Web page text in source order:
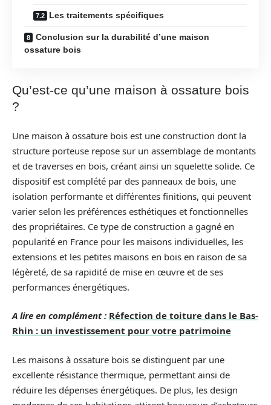
Les traitements spécifiques
Conclusion sur la durabilité d’une maison
ossature bois
Qu’est-ce qu’une maison à ossature bois
?
Une maison à ossature bois est une construction dont la
structure porteuse repose sur un assemblage de montants
et de traverses en bois, créant ainsi un squelette solide. Ce
dispositif est complété par des panneaux de bois, une
isolation performante et différentes finitions, qui peuvent
varier selon les préférences esthétiques et fonctionnelles
des propriétaires. Ce type de construction a gagné en
popularité en France pour les maisons individuelles, les
extensions et les petites maisons en bois en raison de sa
légèreté, de sa rapidité de mise en œuvre et de ses
performances énergétiques.
A lire en complément : Réfection de toiture dans le Bas-
Rhin : un investissement pour votre patrimoine
Les maisons à ossature bois se distinguent par une
excellente résistance thermique, permettant ainsi de
réduire les dépenses énergétiques. De plus, les design